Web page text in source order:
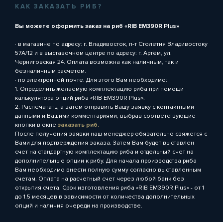
КАК ЗАКАЗАТЬ РИБ?
Вы можете оформить заказ на риб «RIB EM390R Plus»
· в магазине по адресу: г. Владивосток, п-т Столетия Владивостоку
57А/12 и в выставочном центре по адресу: г. Артём, ул.
Черниговская 24. Оплата возможна как наличным, так и
безналичным расчетом.
· по электронной почте. Для этого Вам необходимо:
1. Определить желаемую комплектацию риба при помощи
калькулятора опций риба «RIB EM390R Plus».
2. Распечатать, а затем отправить Вашу заявку с контактными
данными и Вашими комментариями, выбрав соответствующие
кнопки в окне заказать риб.
После получения заявки наш менеджер обязательно свяжется с
Вами для подтверждения заказа. Затем Вам будет выставлен
счет на стандартную комплектацию риба и отдельный счет на
дополнительные опции к рибу. Для начала производства риба
Вам необходимо внести полную сумму согласно выставленным
счетам. Оплата на расчетный счет через любой банк без
открытия счета. Срок изготовления риба «RIB EM390R Plus» - от 1
до 1.5 месяцев в зависимости от количества дополнительных
опций и наличия очереди на производстве.